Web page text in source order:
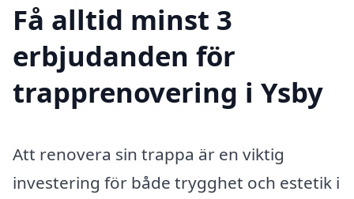
Få alltid minst 3
erbjudanden för
trapprenovering i Ysby
Att renovera sin trappa är en viktig
investering för både trygghet och estetik i